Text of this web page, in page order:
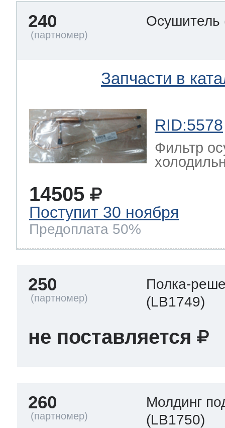
240 Осушитель
Запчасти в
RID:5578
Фильтр
14505
Поступит 30 ноября
Предоплата 50%
250
Полка-
(LB1749)
не поставляется
260
Молдинг
(LB1750)